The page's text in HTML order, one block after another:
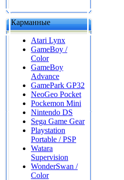
Карманные
Atari Lynx
GameBoy /
Color
GameBoy
Advance
GamePark GP32
NeoGeo Pocket
Pockemon Mini
Nintendo DS
Sega Game Gear
Playstation
Portable / PSP
Watara
Supervision
WonderSwan /
Color